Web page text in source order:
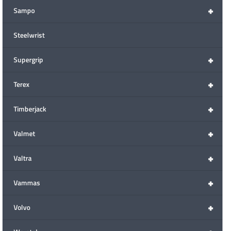
+
Sampo
Steelwrist
+
Supergrip
+
Terex
+
Timberjack
+
Valmet
+
Valtra
+
Vammas
+
Volvo